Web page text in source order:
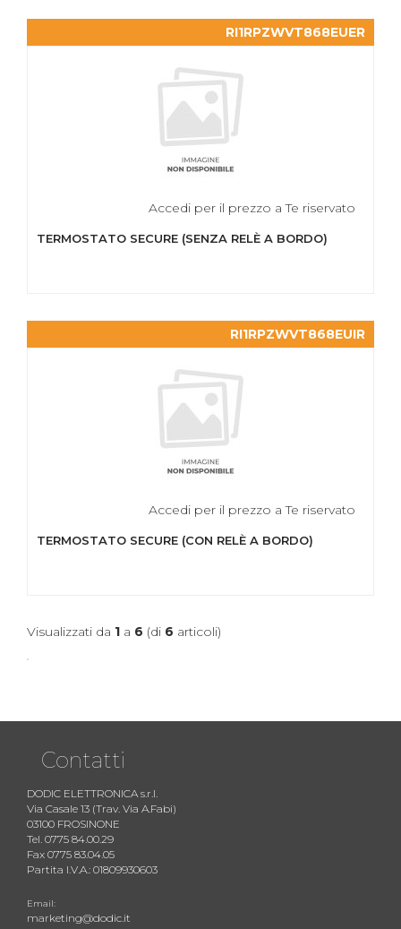
RI1RPZWVT868EUER
Accedi per il prezzo a Te riservato
TERMOSTATO SECURE (SENZA RELÈ A BORDO)
RI1RPZWVT868EUIR
Accedi per il prezzo a Te riservato
TERMOSTATO SECURE (CON RELÈ A BORDO)
Visualizzati da 1 a 6 (di 6 articoli)
Contatti
DODIC ELETTRONICA s.r.l.
Via Casale 13 (Trav. Via A.Fabi)
03100 FROSINONE
Tel. 0775 84.00.29
Fax 0775 83.04.05
Partita I.V.A.: 01809930603
Email:
marketing@dodic.it